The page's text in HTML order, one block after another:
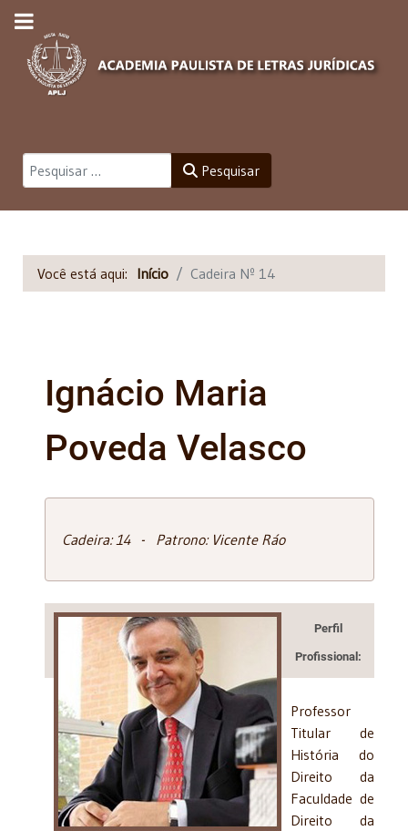
Pesquisar Pesquisar
Você está aqui: Início Cadeira Nº 14
Ignácio Maria
Poveda Velasco
Cadeira: 14 - Patrono: Vicente Ráo
Perfil
Profissional:
Professor
Titular de
História do
Direito da
Faculdade de
Direito da